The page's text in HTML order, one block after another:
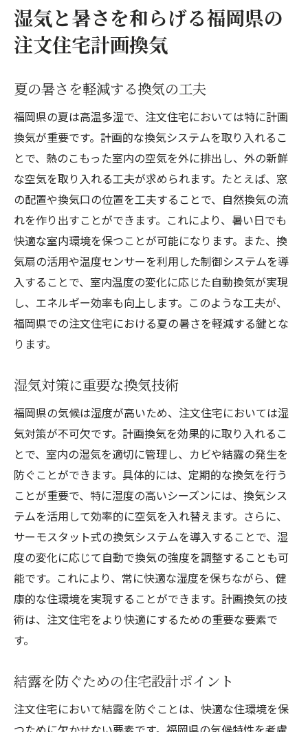
湿気と暑さを和らげる福岡県の
注文住宅計画換気
夏の暑さを軽減する換気の工夫
福岡県の夏は高温多湿で、注文住宅においては特に計画
換気が重要です。計画的な換気システムを取り入れるこ
とで、熱のこもった室内の空気を外に排出し、外の新鮮
な空気を取り入れる工夫が求められます。たとえば、窓
の配置や換気口の位置を工夫することで、自然換気の流
れを作り出すことができます。これにより、暑い日でも
快適な室内環境を保つことが可能になります。また、換
気扇の活用や温度センサーを利用した制御システムを導
入することで、室内温度の変化に応じた自動換気が実現
し、エネルギー効率も向上します。このような工夫が、
福岡県での注文住宅における夏の暑さを軽減する鍵とな
ります。
湿気対策に重要な換気技術
福岡県の気候は湿度が高いため、注文住宅においては湿
気対策が不可欠です。計画換気を効果的に取り入れるこ
とで、室内の湿気を適切に管理し、カビや結露の発生を
防ぐことができます。具体的には、定期的な換気を行う
ことが重要で、特に湿度の高いシーズンには、換気シス
テムを活用して効率的に空気を入れ替えます。さらに、
サーモスタット式の換気システムを導入することで、湿
度の変化に応じて自動で換気の強度を調整することも可
能です。これにより、常に快適な湿度を保ちながら、健
康的な住環境を実現することができます。計画換気の技
術は、注文住宅をより快適にするための重要な要素で
す。
結露を防ぐための住宅設計ポイント
注文住宅において結露を防ぐことは、快適な住環境を保